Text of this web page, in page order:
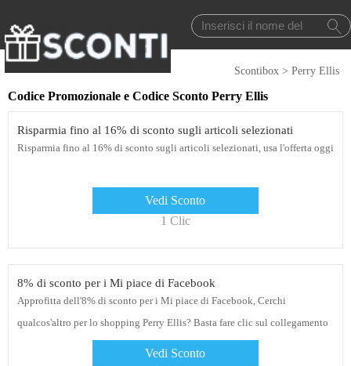
Scontibox > Perry Ellis
Codice Promozionale e Codice Sconto Perry Ellis
Risparmia fino al 16% di sconto sugli articoli selezionati
Risparmia fino al 16% di sconto sugli articoli selezionati, usa l'offerta oggi
Vedi Sconto
1 Clic
8% di sconto per i Mi piace di Facebook
Approfitta dell'8% di sconto per i Mi piace di Facebook, Cerchi
qualcos'altro per lo shopping Perry Ellis? Basta fare clic sul collegamento
Vedi Sconto